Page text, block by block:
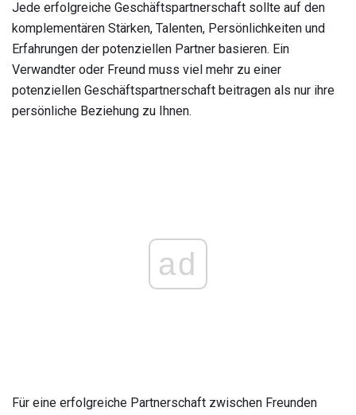
Jede erfolgreiche Geschäftspartnerschaft sollte auf den
komplementären Stärken, Talenten, Persönlichkeiten und
Erfahrungen der potenziellen Partner basieren. Ein
Verwandter oder Freund muss viel mehr zu einer
potenziellen Geschäftspartnerschaft beitragen als nur ihre
persönliche Beziehung zu Ihnen.
ad
Für eine erfolgreiche Partnerschaft zwischen Freunden